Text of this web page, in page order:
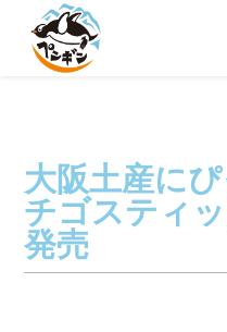
大阪土産に
チゴスティ
発売